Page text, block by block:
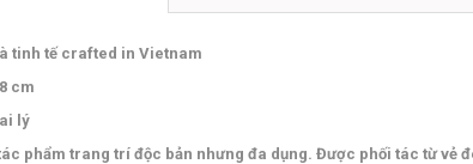
tinh tế crafted in Vietnam
cm
lý
phẩm trang trí độc bản nhưng đa dụng. Được phối tác từ vẻ